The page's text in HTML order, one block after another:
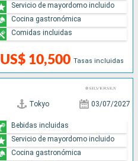
US$ 10,500 Tasas incluidas
Servicio de mayordomo incluido
Cocina gastronómica
Comidas incluidas
Tokyo 03/07/2027
Bebidas incluidas
Servicio de mayordomo incluido
Cocina gastronómica